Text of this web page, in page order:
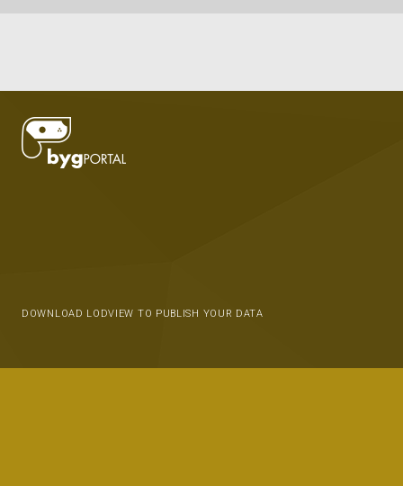
DOWNLOAD LODVIEW TO PUBLISH YOUR DATA